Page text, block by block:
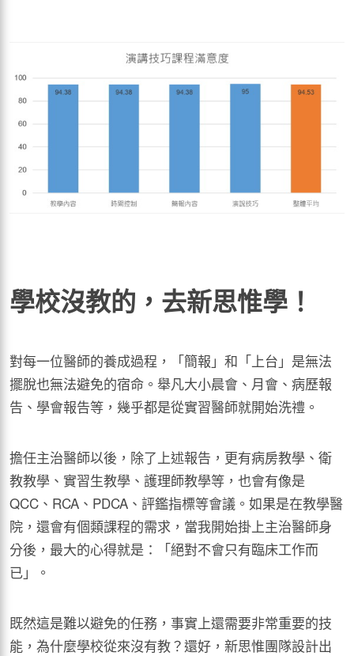
學校沒教的，去新思惟學！
對每一位醫師的養成過程，「簡報」和「上台」是無法
擺脫也無法避免的宿命。舉凡大小晨會、月會、病歷報
告、學會報告等，幾乎都是從實習醫師就開始洗禮。
擔任主治醫師以後，除了上述報告，更有病房教學、衛
教教學、實習生教學、護理師教學等，也會有像是
QCC、RCA、PDCA、評鑑指標等會議。如果是在教學醫
院，還會有個類課程的需求，當我開始掛上主治醫師身
分後，最大的心得就是：「絕對不會只有臨床工作而
已」。
既然這是難以避免的任務，事實上還需要非常重要的技
能，為什麼學校從來沒有教？還好，新思惟團隊設計出